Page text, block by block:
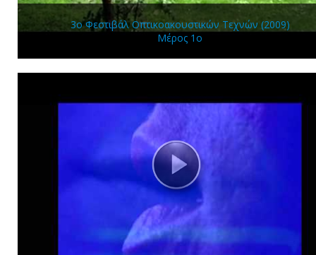
3ο Φεστιβάλ Οπτικοακουστικών Τεχνών (2009)
Μέρος 1ο